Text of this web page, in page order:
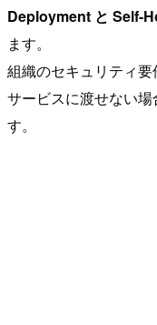
Deployment と Self-
ます。
組織のセキュリティ
サービスに渡せない
す。